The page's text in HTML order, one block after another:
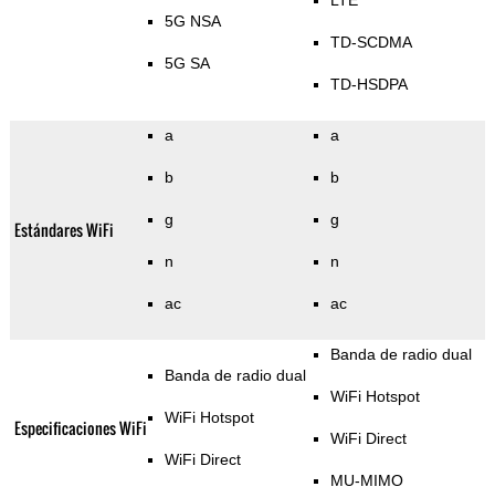
5G NSA
5G SA
TD-SCDMA
TD-HSDPA
Estándares WiFi
a
b
g
n
ac
a
b
g
n
ac
Especificaciones WiFi
Banda de radio dual
WiFi Hotspot
WiFi Direct
Banda de radio dual
WiFi Hotspot
WiFi Direct
MU-MIMO